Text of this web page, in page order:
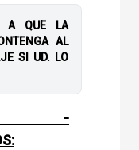
A QUE LA
AL
SI UD. LO
-